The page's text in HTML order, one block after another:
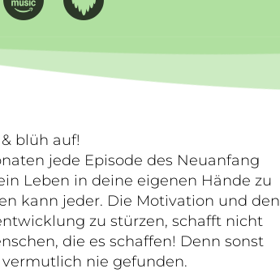
blüh auf!
jede Episode des Neuanfang
Leben in deine eigenen Hände zu
kann jeder. Die Motivation und den
zu stürzen, schafft nicht
die es schaffen! Denn sonst
nie gefunden.